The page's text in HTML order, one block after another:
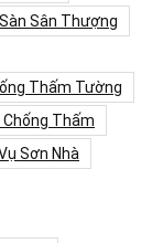
Sân Thượng
Thấm Tường
Chống Thấm
Sơn Nhà